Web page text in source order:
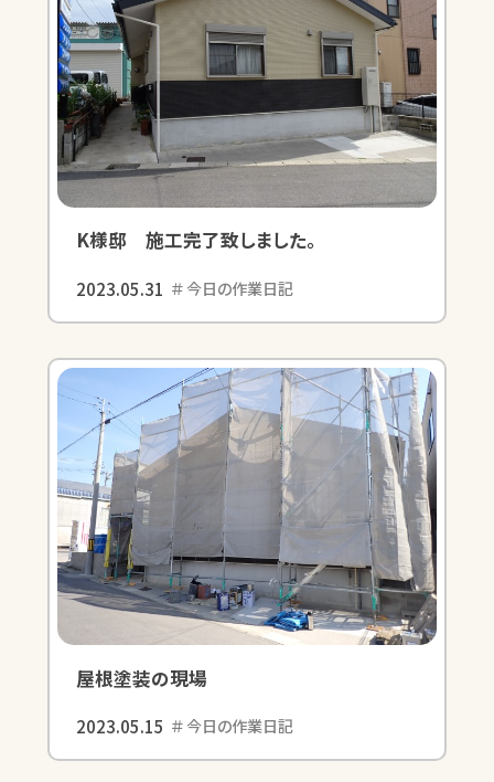
K様邸 施工完了致しました。
2023.05.31 今日の作業日記
屋根塗装の現場
2023.05.15 今日の作業日記